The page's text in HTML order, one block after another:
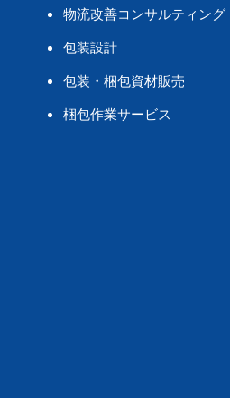
物流改善コンサルティング
包装設計
包装・梱包資材販売
梱包作業サービス